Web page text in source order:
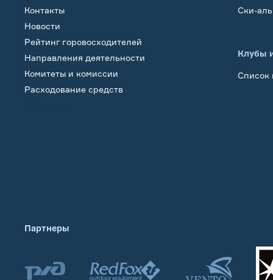
Контакты
Новости
Рейтинг горовосходителей
Направления деятельности
Комитеты и комиссии
Расходование средств
Ски-
Клубы
Список
Партнеры